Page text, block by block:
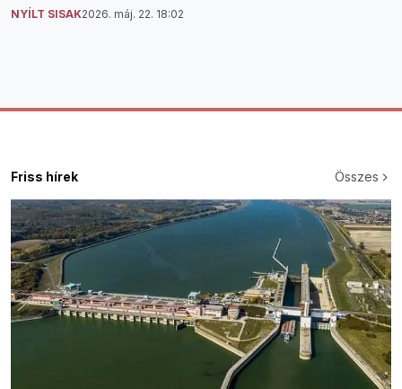
NYÍLT SISAK2026. máj. 22. 18:02
Friss hírek Összes